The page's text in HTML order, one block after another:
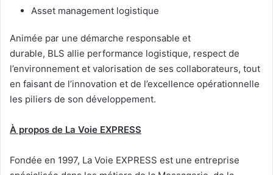
Asset management logistique
Animée par une démarche responsable et
durable, BLS allie performance logistique, respect de
l’environnement et valorisation de ses collaborateurs, tout
en faisant de l’innovation et de l’excellence opérationnelle
les piliers de son développement.
À propos de La Voie EXPRESS
Fondée en 1997, La Voie EXPRESS est une entreprise